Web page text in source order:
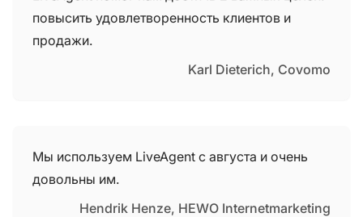
повысить удовлетворенность клиентов и
продажи.
Karl Dieterich, Covomo
Мы используем LiveAgent с августа и очень
довольны им.
Hendrik Henze, HEWO Internetmarketing